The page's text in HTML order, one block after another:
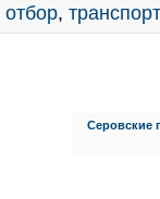
отбор, транспорт
Серовские